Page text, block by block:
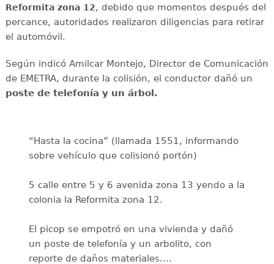
Reformita zona 12, debido que momentos después del
percance, autoridades realizaron diligencias para retirar
el automóvil.
Según indicó Amilcar Montejo, Director de Comunicación
de EMETRA, durante la colisión, el conductor dañó un
poste de telefonía y un árbol.
“Hasta la cocina” (llamada 1551, informando
sobre vehículo que colisionó portón)
5 calle entre 5 y 6 avenida zona 13 yendo a la
colonia la Reformita zona 12.
El picop se empotró en una vivienda y dañó
un poste de telefonía y un arbolito, con
reporte de daños materiales.…